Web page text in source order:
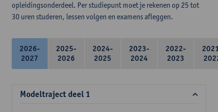
opleidingsonderdeel. Per studiepunt moet je rekenen op 25 tot
30 uren studeren, lessen volgen en examens afleggen.
2026-
2027
2025-
2026
2024-
2025
2023-
2024
2022-
2023
Modeltraject deel 1